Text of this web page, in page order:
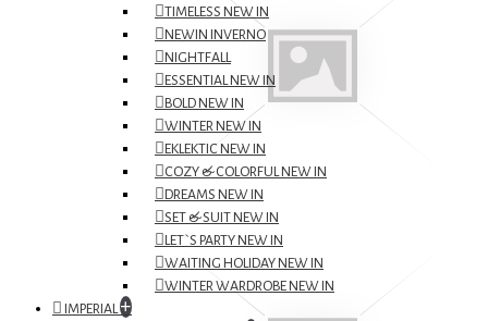
TIMELESS NEW IN
NEWIN INVERNO
NIGHTFALL
ESSENTIAL NEW IN
BOLD NEW IN
WINTER NEW IN
EKLEKTIC NEW IN
COZY & COLORFUL NEW IN
DREAMS NEW IN
SET & SUIT NEW IN
LET`S PARTY NEW IN
WAITING HOLIDAY NEW IN
WINTER WARDROBE NEW IN
IMPERIAL+